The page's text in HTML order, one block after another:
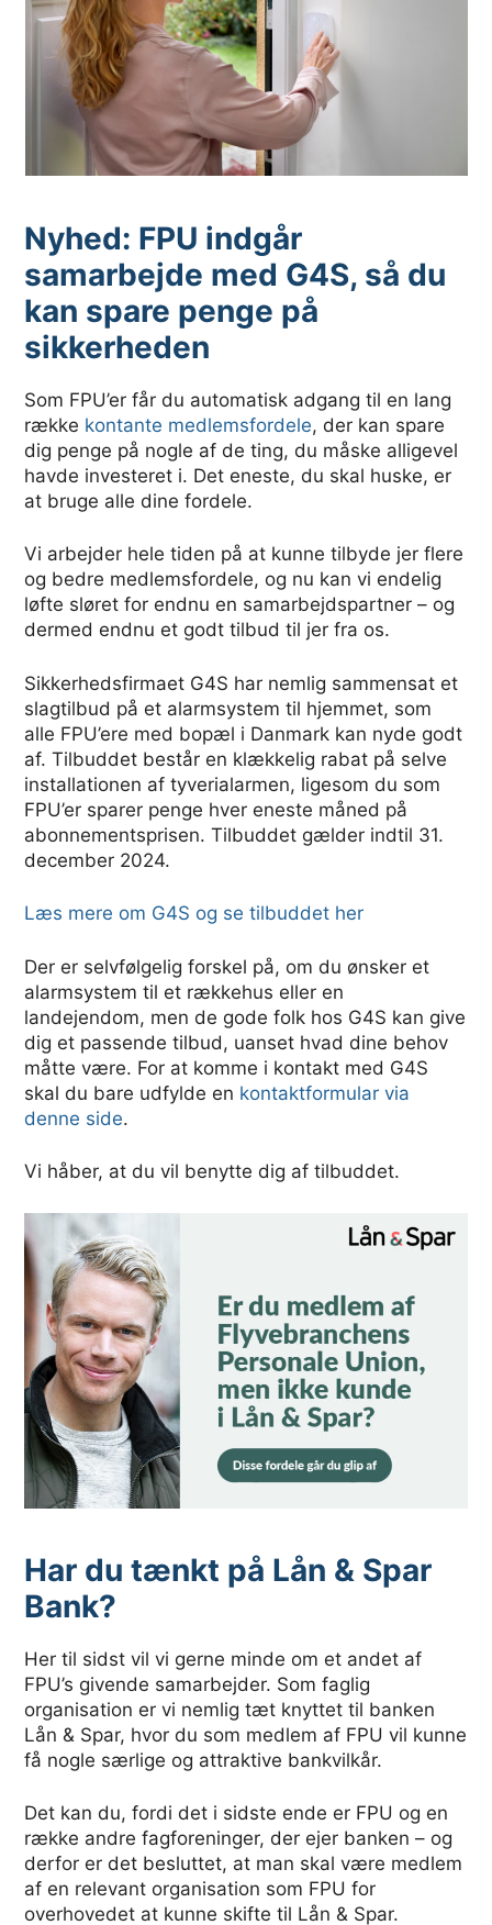
Nyhed: FPU indgår
samarbejde med G4S, så du
kan spare penge på
sikkerheden
Som FPU’er får du automatisk adgang til en lang
række kontante medlemsfordele, der kan spare
dig penge på nogle af de ting, du måske alligevel
havde investeret i. Det eneste, du skal huske, er
at bruge alle dine fordele.
Vi arbejder hele tiden på at kunne tilbyde jer flere
og bedre medlemsfordele, og nu kan vi endelig
løfte sløret for endnu en samarbejdspartner – og
dermed endnu et godt tilbud til jer fra os.
Sikkerhedsfirmaet G4S har nemlig sammensat et
slagtilbud på et alarmsystem til hjemmet, som
alle FPU’ere med bopæl i Danmark kan nyde godt
af. Tilbuddet består en klækkelig rabat på selve
installationen af tyverialarmen, ligesom du som
FPU’er sparer penge hver eneste måned på
abonnementsprisen. Tilbuddet gælder indtil 31.
december 2024.
Læs mere om G4S og se tilbuddet her
Der er selvfølgelig forskel på, om du ønsker et
alarmsystem til et rækkehus eller en
landejendom, men de gode folk hos G4S kan give
dig et passende tilbud, uanset hvad dine behov
måtte være. For at komme i kontakt med G4S
skal du bare udfylde en kontaktformular via
denne side.
Vi håber, at du vil benytte dig af tilbuddet.
Har du tænkt på Lån & Spar
Bank?
Her til sidst vil vi gerne minde om et andet af
FPU’s givende samarbejder. Som faglig
organisation er vi nemlig tæt knyttet til banken
Lån & Spar, hvor du som medlem af FPU vil kunne
få nogle særlige og attraktive bankvilkår.
Det kan du, fordi det i sidste ende er FPU og en
række andre fagforeninger, der ejer banken – og
derfor er det besluttet, at man skal være medlem
af en relevant organisation som FPU for
overhovedet at kunne skifte til Lån & Spar.